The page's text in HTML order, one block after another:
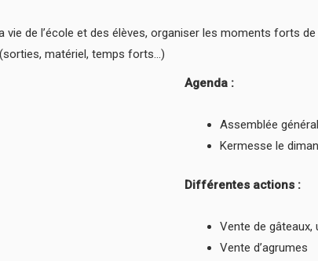
vie de l’école et des élèves, organiser les moments forts
matériel, temps forts…)
Agenda :
Assemblée
Kermesse le
Différentes actions :
Vente de gâteaux,
Vente d’agrumes